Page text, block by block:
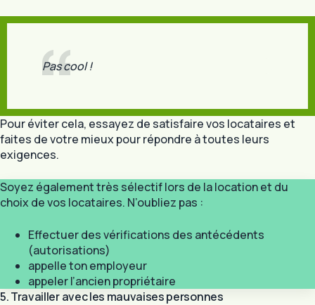
Pas cool !
Pour éviter cela, essayez de satisfaire vos locataires et
faites de votre mieux pour répondre à toutes leurs
exigences.
Soyez également très sélectif lors de la location et du
choix de vos locataires. N’oubliez pas :
Effectuer des vérifications des antécédents
(autorisations)
appelle ton employeur
appeler l’ancien propriétaire
5. Travailler avec les mauvaises personnes